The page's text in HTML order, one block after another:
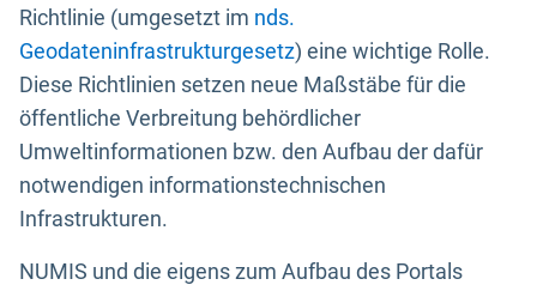
Richtlinie (umgesetzt im nds.
Geodateninfrastrukturgesetz) eine wichtige Rolle.
Diese Richtlinien setzen neue Maßstäbe für die
öffentliche Verbreitung behördlicher
Umweltinformationen bzw. den Aufbau der dafür
notwendigen informationstechnischen
Infrastrukturen.
NUMIS und die eigens zum Aufbau des Portals